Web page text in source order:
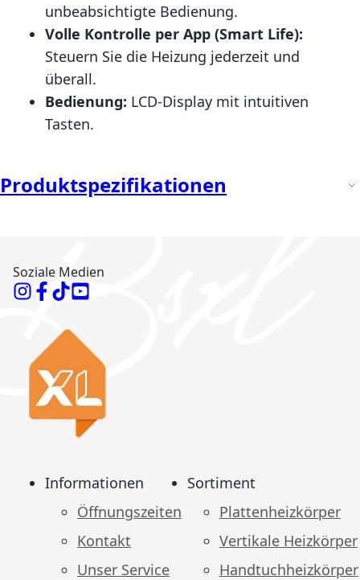
unbeabsichtigte Bedienung.
Volle Kontrolle per App (Smart Life):
Steuern Sie die Heizung jederzeit und
überall.
Bedienung: LCD-Display mit intuitiven
Tasten.
Produktspezifikationen
Soziale Medien
Informationen
Öffnungszeiten
Kontakt
Unser Service
Sortiment
Plattenheizkörper
Vertikale Heizkörper
Handtuchheizkörper